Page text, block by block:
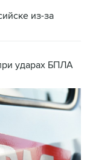
из-за
ударах БПЛА